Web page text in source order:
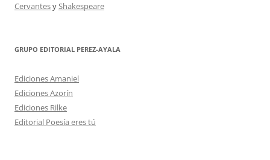
CervantesyShakespeare
GRUPO EDITORIAL PEREZ-AYALA
Ediciones Amaniel
Ediciones Azorín
Ediciones Rilke
Editorial Poesía eres tú